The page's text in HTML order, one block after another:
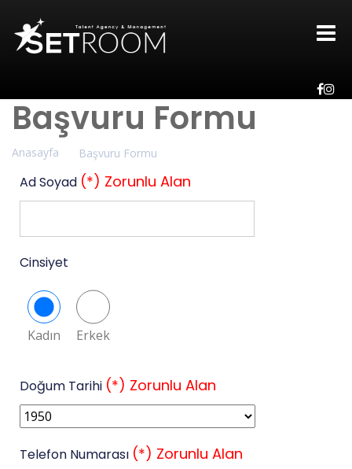
Başvuru Formu
Anasayfa Başvuru Formu
Ad Soyad (*) Zorunlu Alan
Cinsiyet
Kadın Erkek
Doğum Tarihi (*) Zorunlu Alan
Telefon Numarası (*) Zorunlu Alan